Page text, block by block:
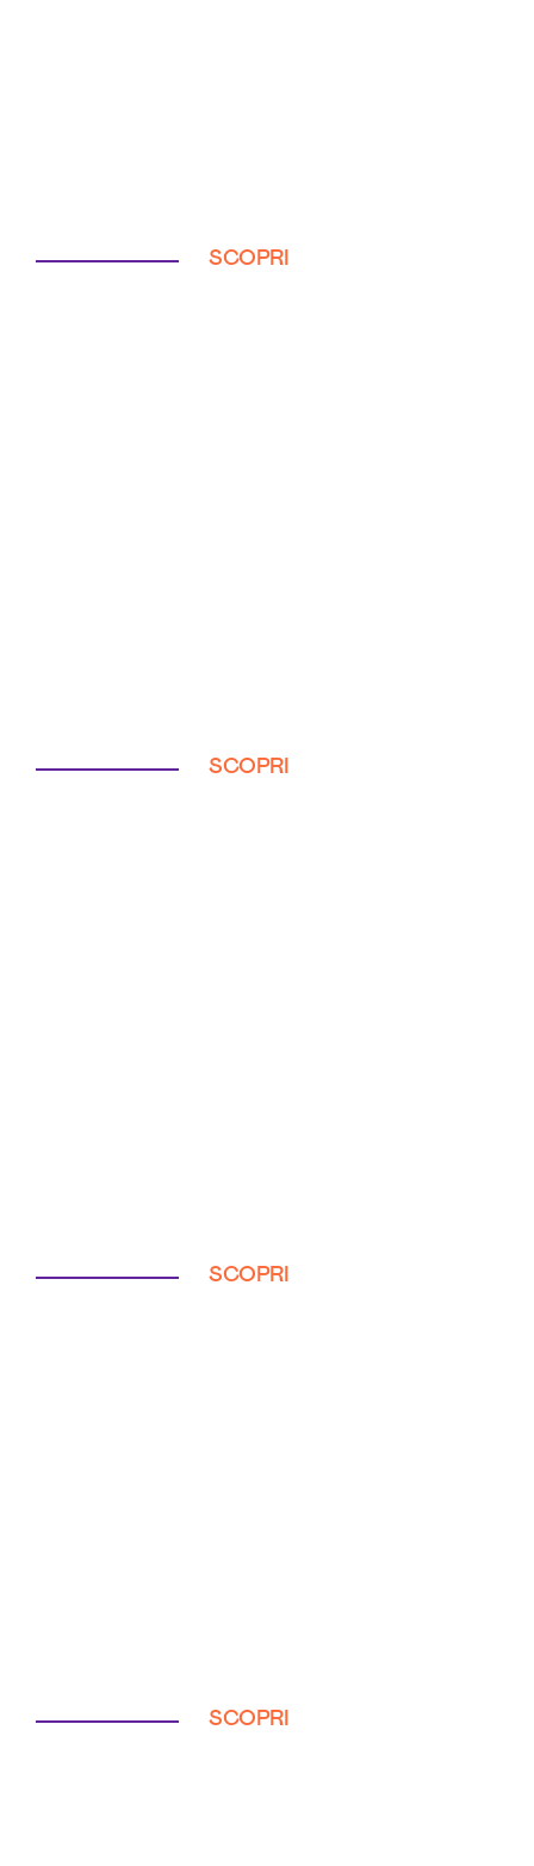
SCOPRI
SCOPRI
SCOPRI
SCOPRI